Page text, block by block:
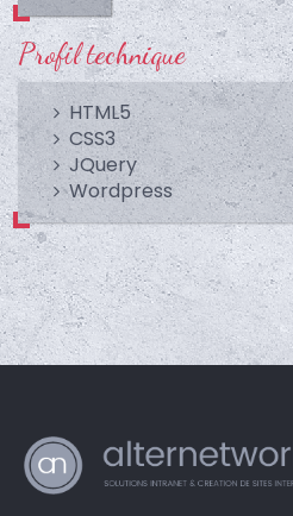
Profil technique
HTML5
CSS3
JQuery
Wordpress